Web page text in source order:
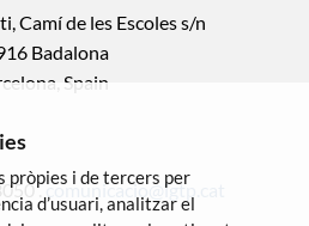
Camí de les Escoles s/n
Badalona
Spain
.comunicacio@igtp.cat
pròpies i de tercers per
d’usuari, analitzar el